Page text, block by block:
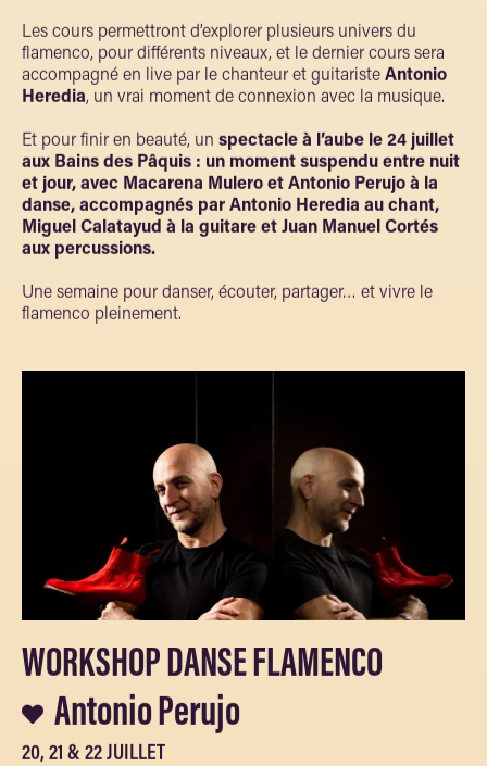
Les cours permettront d’explorer plusieurs univers du
flamenco, pour différents niveaux, et le dernier cours sera
accompagné en live par le chanteur et guitaristeAntonio
Heredia, un vrai moment de connexion avec la musique.
Et pour finir en beauté, un spectacle à l’aube le 24 juillet
aux Bains des Pâquis : un moment suspendu entre nuit
et jour, avec Macarena Mulero et Antonio Perujo à la
danse, accompagnés par Antonio Heredia au chant,
Miguel Calatayud à la guitare et Juan Manuel Cortés
aux percussions.
Une semaine pour danser, écouter, partager… et vivre le
flamenco pleinement.
WORKSHOP DANSE FLAMENCO
Antonio Perujo
20, 21 & 22 JUILLET